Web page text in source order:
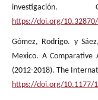
investigación.
https://doi.org/10.32870/
Gómez, Rodrigo. y
Mexico. A Comparative
(2012-2018). The
https://doi.org/10.1177/